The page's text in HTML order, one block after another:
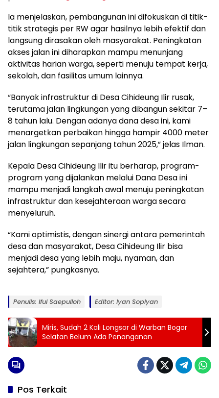
Ia menjelaskan, pembangunan ini difokuskan di titik-
titik strategis per RW agar hasilnya lebih efektif dan
langsung dirasakan oleh masyarakat. Peningkatan
akses jalan ini diharapkan mampu menunjang
aktivitas harian warga, seperti menuju tempat kerja,
sekolah, dan fasilitas umum lainnya.
“Banyak infrastruktur di Desa Cihideung Ilir rusak,
terutama jalan lingkungan yang dibangun sekitar 7–
8 tahun lalu. Dengan adanya dana desa ini, kami
menargetkan perbaikan hingga hampir 4000 meter
jalan lingkungan sepanjang tahun 2025,” jelas Ilman.
Kepala Desa Cihideung Ilir itu berharap, program-
program yang dijalankan melalui Dana Desa ini
mampu menjadi langkah awal menuju peningkatan
infrastruktur dan kesejahteraan warga secara
menyeluruh.
“Kami optimistis, dengan sinergi antara pemerintah
desa dan masyarakat, Desa Cihideung Ilir bisa
menjadi desa yang lebih maju, nyaman, dan
sejahtera,” pungkasnya.
Penulis: Iful Saepulloh Editor: Iyan Sopiyan
Miris, Sudah 2 Kali Longsor di Warban Bogor
Selatan Belum Ada Penanganan
Pos Terkait